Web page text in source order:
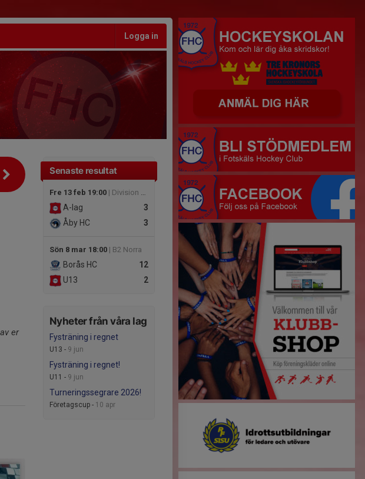
Logga in
Senaste resultat
Fre 13 feb 19:00 | Division 4 Herr
3
A-lag
3
Åby HC
Sön 8 mar 18:00 | B2 Norra
12
Borås HC
2
U13
Nyheter från våra lag
Fysträning i regnet
U13 - 9 jun
Fysträning i regnet!
U11 - 9 jun
Turneringssegrare 2026!
Företagscup - 10 apr
er